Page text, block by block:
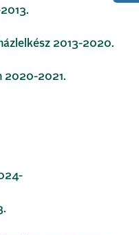
2013-2020.
2020-2021.